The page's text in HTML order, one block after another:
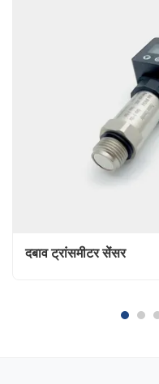
दबाव ट्रांसमीटर सेंसर